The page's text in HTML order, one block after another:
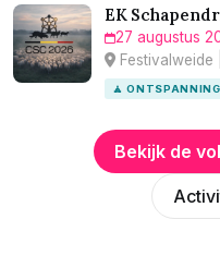
EK
27 augustus
Festivalweide
🧘 ONTSPANNING
Bekijk de